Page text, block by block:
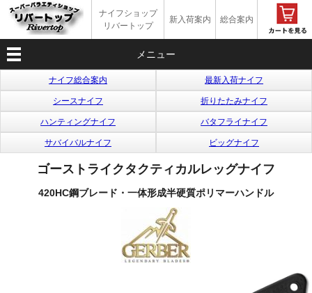
ナイフショップ
リバートップ
新入荷案内 総合案内
メニュー
ナイフ総合案内 最新入荷ナイフ
シースナイフ 折りたたみナイフ
ハンティングナイフ バタフライナイフ
サバイバルナイフ ビッグナイフ
ゴーストライクタクティカルレッグナイフ
420HC鋼ブレード・一体形成半硬質ポリマーハンドル